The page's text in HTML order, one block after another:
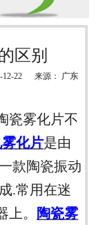
区别
12-22 来源： 广东
瓷雾化片不
化片是由
款陶瓷振动
.常用在迷
。
陶瓷雾